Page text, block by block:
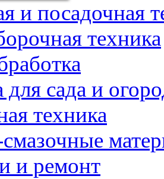
и посадочная
техника
для сада и
техника
и ремонт